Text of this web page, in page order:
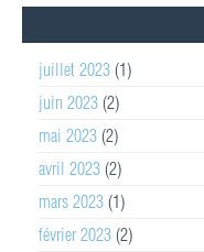
juillet 2023 (1)
juin 2023 (2)
mai 2023 (2)
avril 2023 (2)
mars 2023 (1)
février 2023 (2)